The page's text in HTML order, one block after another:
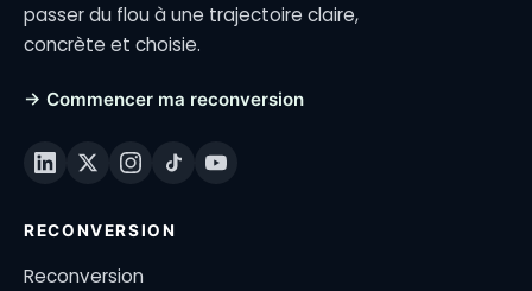
passer du flou à une trajectoire claire,
concrète et choisie.
→ Commencer ma reconversion
RECONVERSION
Reconversion